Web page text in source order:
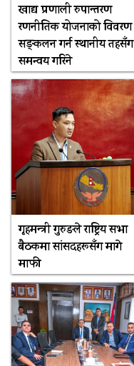
खाद्य प्रणाली रुपान्तरण
रणनीतिक योजनाको विवरण
सङ्कलन गर्न स्थानीय तहसँग
समन्वय गरिने
गृहमन्त्री गुरुङले राष्ट्रिय सभा
बैठकमा सांसदहरूसँग मागे
माफी